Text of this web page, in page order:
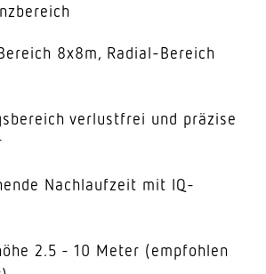
8x8m, Radial-Bereich
verlustfrei und präzise
Nachlaufzeit mit IQ-
2.5 - 10 Meter (empfohlen